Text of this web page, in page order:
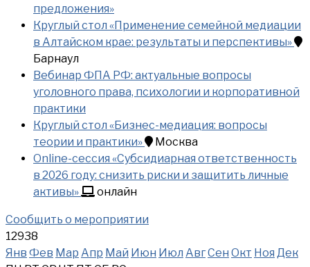
предложения»
Круглый стол «Применение семейной медиации
в Алтайском крае: результаты и перспективы»
Барнаул
Вебинар ФПА РФ: актуальные вопросы
уголовного права, психологии и корпоративной
практики
Круглый стол «Бизнес-медиация: вопросы
теории и практики»
Москва
Online-сессия «Субсидиарная ответственность
в 2026 году: снизить риски и защитить личные
активы»
онлайн
Сообщить о мероприятии
12938
Янв Фев Мар Апр Май Июн Июл АвгСен Окт Ноя Дек